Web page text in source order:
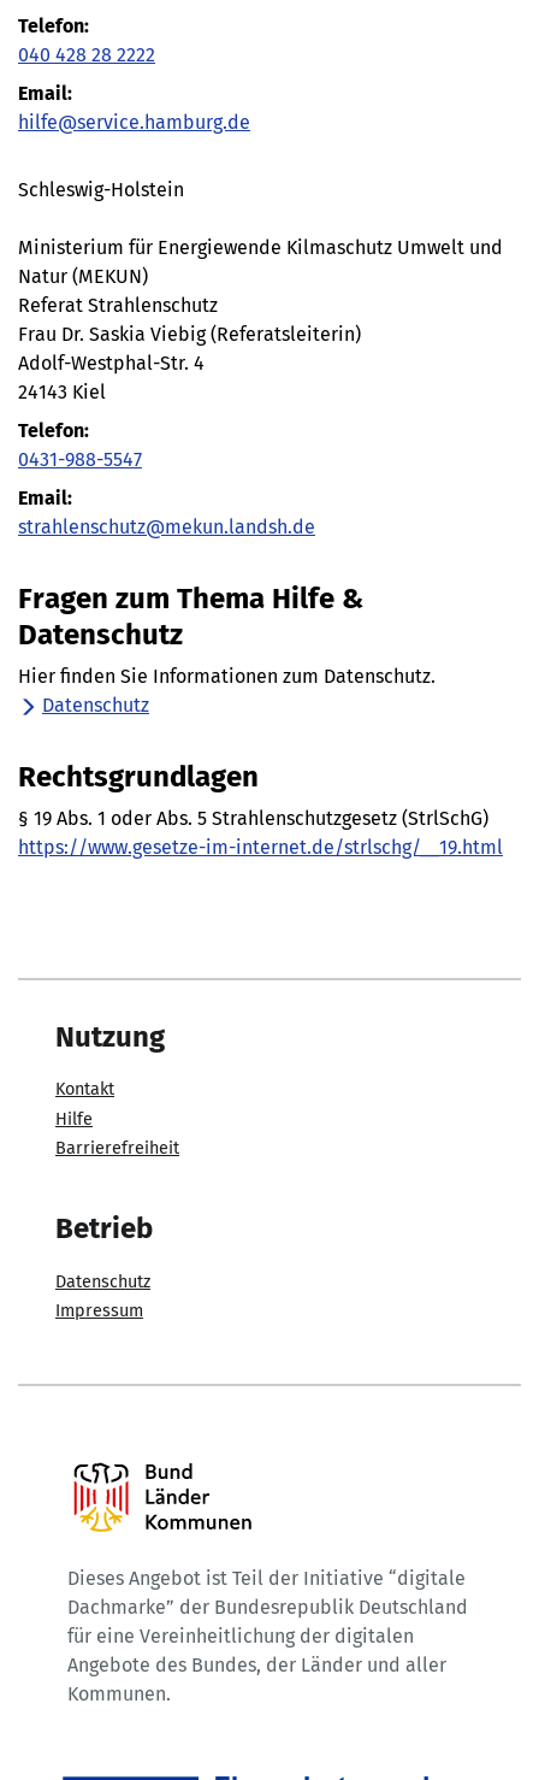
Telefon:
040 428 28 2222
Email:
hilfe@service.hamburg.de
Schleswig-Holstein
Ministerium für Energiewende Kilmaschutz Umwelt und
Natur (MEKUN)
Referat Strahlenschutz
Frau Dr. Saskia Viebig (Referatsleiterin)
Adolf-Westphal-Str. 4
24143 Kiel
Telefon:
0431-988-5547
Email:
strahlenschutz@mekun.landsh.de
Fragen zum Thema Hilfe &
Datenschutz
Hier finden Sie Informationen zum Datenschutz.
Datenschutz
Rechtsgrundlagen
§ 19 Abs. 1 oder Abs. 5 Strahlenschutzgesetz (StrlSchG)
https://www.gesetze-im-internet.de/strlschg/__19.html
Nutzung
Kontakt
Hilfe
Barrierefreiheit
Betrieb
Datenschutz
Impressum
Dieses Angebot ist Teil der Initiative “digitale
Dachmarke” der Bundesrepublik Deutschland
für eine Vereinheitlichung der digitalen
Angebote des Bundes, der Länder und aller
Kommunen.